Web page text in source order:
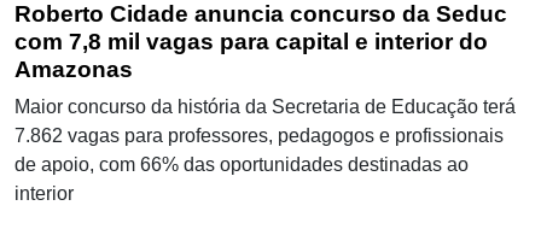
Roberto Cidade anuncia concurso da Seduc
com 7,8 mil vagas para capital e interior do
Amazonas
Maior concurso da história da Secretaria de Educação terá
7.862 vagas para professores, pedagogos e profissionais
de apoio, com 66% das oportunidades destinadas ao
interior